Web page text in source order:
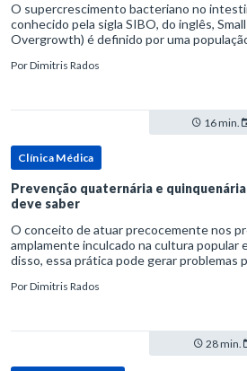
O supercrescimento bacteriano no
conhecido pela sigla SIBO, do inglês,
Overgrowth) é definido por uma
PorDimitris Rados
16 min.
Clínica Médica
Prevenção quaternária e
deve saber
O conceito de atuar precocemente nos
amplamente inculcado na cultura popular
disso, essa prática pode gerar problemas
PorDimitris Rados
28 min.